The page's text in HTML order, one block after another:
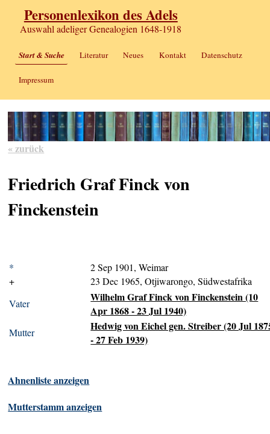
Personenlexikon des Adels
Auswahl adeliger Genealogien 1648-1918
Start & Suche Literatur Neues Kontakt Datenschutz
Impressum
« zurück
Friedrich Graf Finck von
Finckenstein
*
2 Sep 1901, Weimar
+
23 Dec 1965, Otjiwarongo, Südwestafrika
Vater
Wilhelm Graf Finck von Finckenstein (10
Apr 1868 - 23 Jul 1940)
Mutter
Hedwig von Eichel gen. Streiber (20 Jul
- 27 Feb 1939)
Ahnenliste anzeigen
Mutterstamm anzeigen